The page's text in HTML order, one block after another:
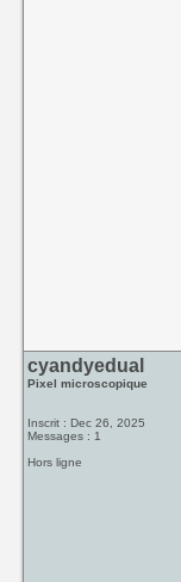
cyandyedual
Pixel microscopique
Inscrit : Dec 26, 2025
Messages : 1
Hors ligne